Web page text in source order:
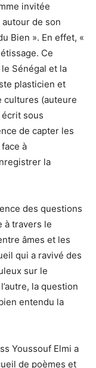
invitée
autour de son
Bien ». En effet, «
Ce
Sénégal et la
plasticien et
cultures (auteure
sous
de capter les
à
la
des questions
à travers le
âmes et les
qui a ravivé des
sur le
la question
entendu la
Youssouf Elmi a
de poèmes et